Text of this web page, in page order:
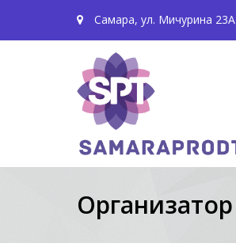
Самара, ул. Мичурина 23А
Организатор